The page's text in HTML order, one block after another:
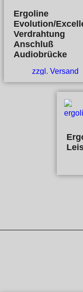
Ergoline
Evolution/
Verdrahtung
Anschluß
Audiobrücke
zzgl. Versand